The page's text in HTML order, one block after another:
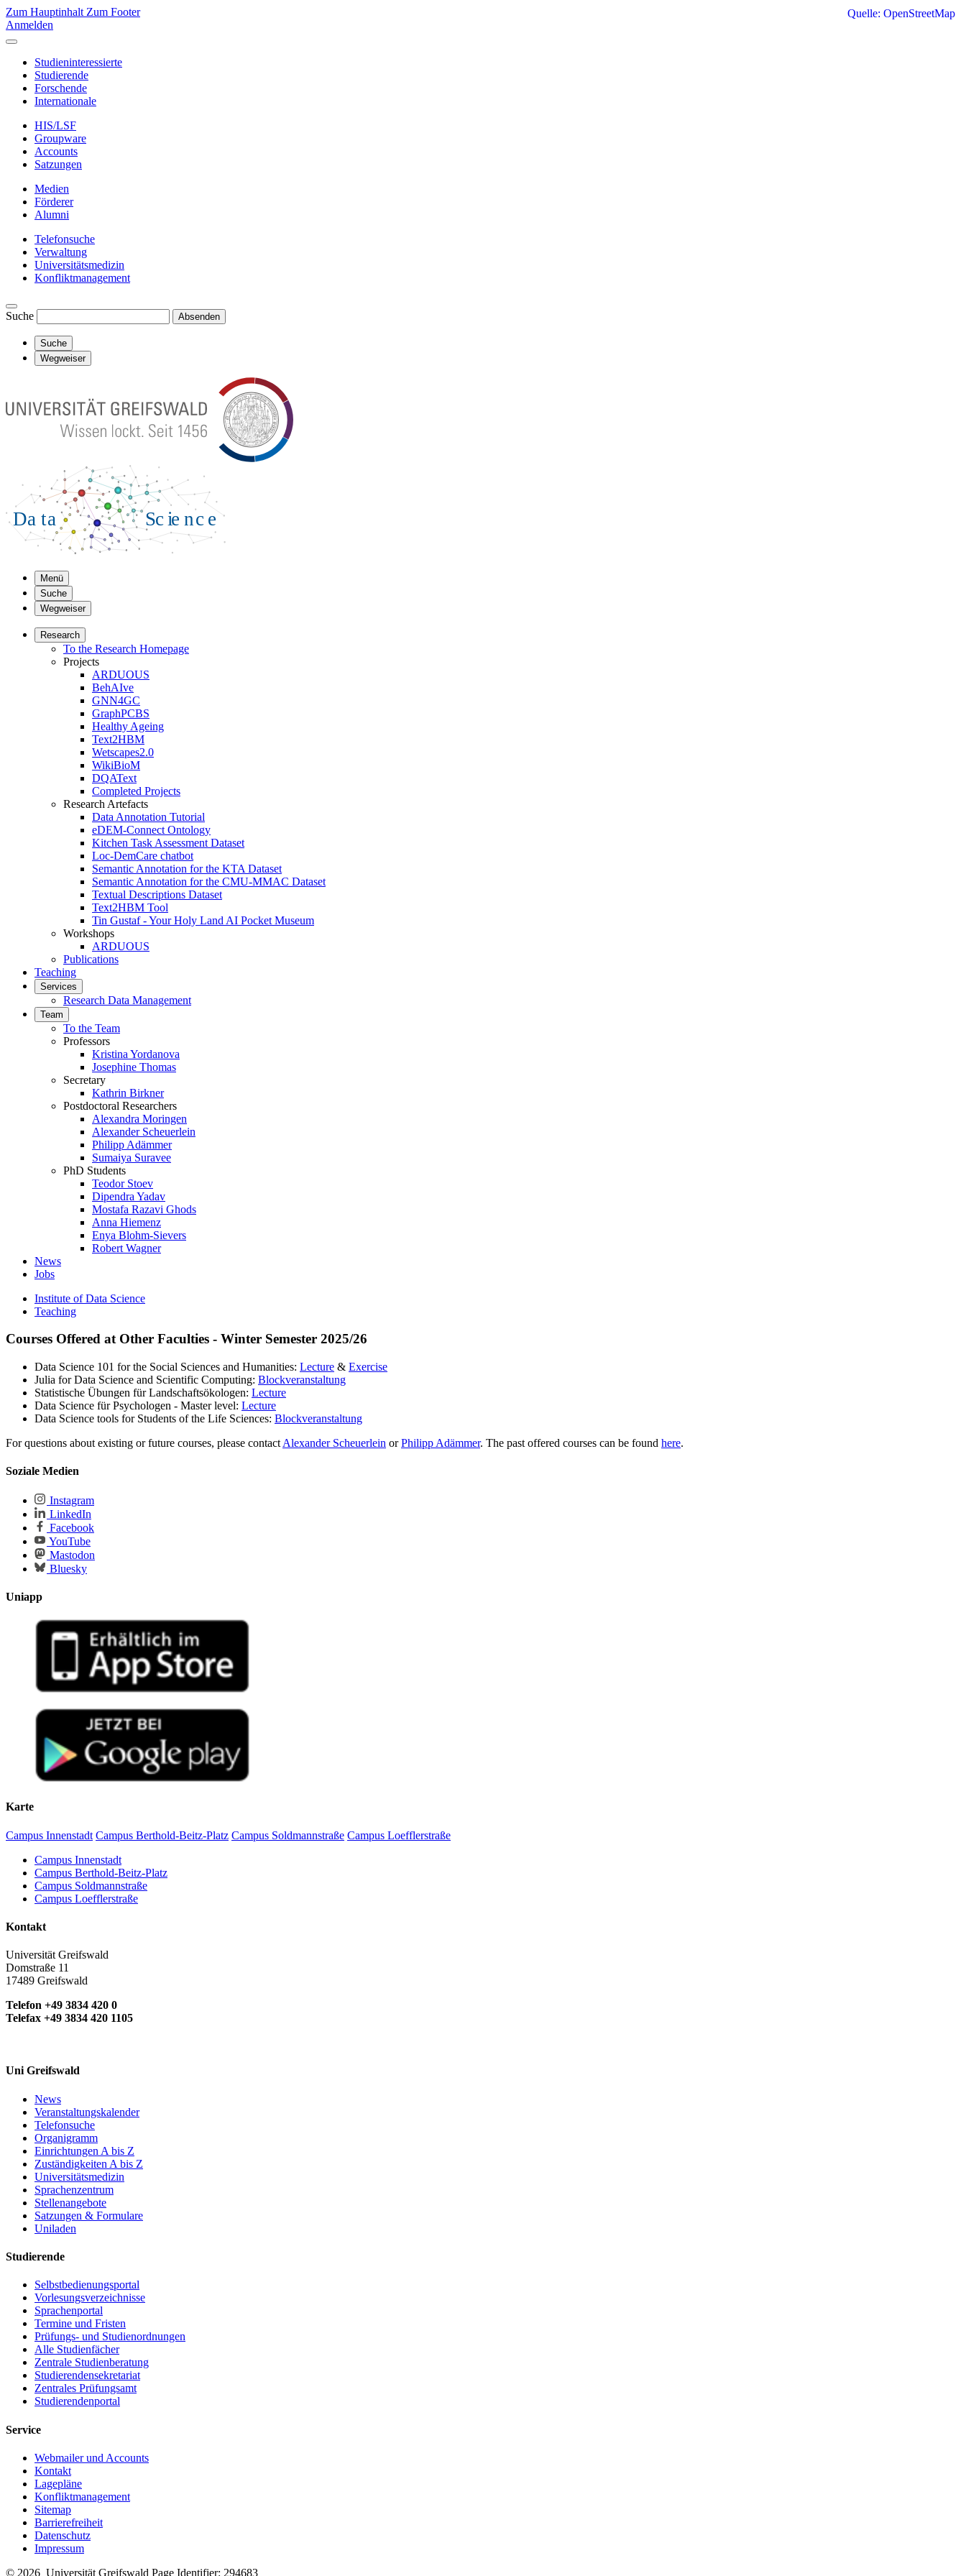
Zum Hauptinhalt Zum Footer
Anmelden
Studieninteressierte
Studierende
Forschende
Internationale
HIS/LSF
Groupware
Accounts
Satzungen
Medien
Förderer
Alumni
Telefonsuche
Verwaltung
Universitätsmedizin
Konfliktmanagement
Suche Absenden
Suche
Wegweiser
Menü
Suche
Wegweiser
Research
To the Research Homepage
Projects
ARDUOUS
BehAIve
GNN4GC
GraphPCBS
Healthy Ageing
Text2HBM
Wetscapes2.0
WikiBioM
DQAText
Completed Projects
Research Artefacts
Data Annotation Tutorial
eDEM-Connect Ontology
Kitchen Task Assessment Dataset
Loc-DemCare chatbot
Semantic Annotation for the KTA Dataset
Semantic Annotation for the CMU-MMAC Dataset
Textual Descriptions Dataset
Text2HBM Tool
Tin Gustaf - Your Holy Land AI Pocket Museum
Workshops
ARDUOUS
Publications
Teaching
Services
Research Data Management
Team
To the Team
Professors
Kristina Yordanova
Josephine Thomas
Secretary
Kathrin Birkner
Postdoctoral Researchers
Alexandra Moringen
Alexander Scheuerlein
Philipp Adämmer
Sumaiya Suravee
PhD Students
Teodor Stoev
Dipendra Yadav
Mostafa Razavi Ghods
Anna Hiemenz
Enya Blohm-Sievers
Robert Wagner
News
Jobs
Institute of Data Science
Teaching
Courses Offered at Other Faculties - Winter Semester 2025/26
Data Science 101 for the Social Sciences and Humanities: Lecture & Exercise
Julia for Data Science and Scientific Computing: Blockveranstaltung
Statistische Übungen für Landschaftsökologen: Lecture
Data Science für Psychologen - Master level: Lecture
Data Science tools for Students of the Life Sciences: Blockveranstaltung
For questions about existing or future courses, please contact Alexander Scheuerlein orPhilipp Adämmer. The past offered courses can be found here.
Soziale Medien
Instagram
LinkedIn
Facebook
YouTube
Mastodon
Bluesky
Uniapp
Karte
Quelle: OpenStreetMap
Campus Innenstadt Campus Berthold-Beitz-Platz Campus Soldmannstraße Campus Loefflerstraße
Campus Innenstadt
Campus Berthold-Beitz-Platz
Campus Soldmannstraße
Campus Loefflerstraße
Kontakt
Universität Greifswald
Domstraße 11
17489 Greifswald
Telefon +49 3834 420 0
Telefax +49 3834 420 1105
Uni Greifswald
News
Veranstaltungskalender
Telefonsuche
Organigramm
Einrichtungen A bis Z
Zuständigkeiten A bis Z
Universitätsmedizin
Sprachenzentrum
Stellenangebote
Satzungen & Formulare
Uniladen
Studierende
Selbstbedienungsportal
Vorlesungsverzeichnisse
Sprachenportal
Termine und Fristen
Prüfungs- und Studienordnungen
Alle Studienfächer
Zentrale Studienberatung
Studierendensekretariat
Zentrales Prüfungsamt
Studierendenportal
Service
Webmailer und Accounts
Kontakt
Lagepläne
Konfliktmanagement
Sitemap
Barrierefreiheit
Datenschutz
Impressum
© 2026 Universität Greifswald Page Identifier: 294683